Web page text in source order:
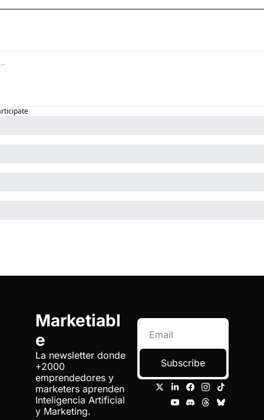
Marketiabl
e
La newsletter donde
+2000
emprendedores y
marketers aprenden
Inteligencia Artificial
y Marketing.
Subscribe